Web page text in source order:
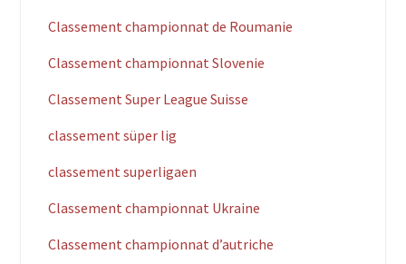
Classement championnat de Roumanie
Classement championnat Slovenie
Classement Super League Suisse
classement süper lig
classement superligaen
Classement championnat Ukraine
Classement championnat d’autriche